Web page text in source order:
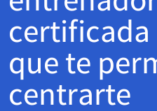
certificada
que te
centrarte